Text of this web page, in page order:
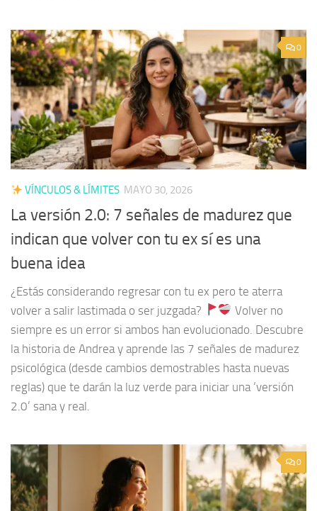
0
VÍNCULOS & LÍMITES MAYO 30, 2026
La versión 2.0: 7 señales de madurez que
indican que volver con tu ex sí es una
buena idea
¿Estás considerando regresar con tu ex pero te aterra
volver a salir lastimada o ser juzgada?
Volver no
siempre es un error si ambos han evolucionado. Descubre
la historia de Andrea y aprende las 7 señales de madurez
psicológica (desde cambios demostrables hasta nuevas
reglas) que te darán la luz verde para iniciar una ‘versión
2.0’ sana y real.
0